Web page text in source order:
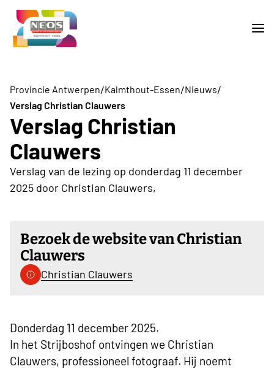
Provincie Antwerpen/Kalmthout-Essen/Nieuws/
Verslag Christian Clauwers
Verslag Christian
Clauwers
Verslag van de lezing op donderdag 11 december
2025 door Christian Clauwers,
Bezoek de website van Christian
Clauwers
Christian Clauwers
Donderdag 11 december 2025.
In het Strijboshof ontvingen we Christian
Clauwers, professioneel fotograaf. Hij noemt